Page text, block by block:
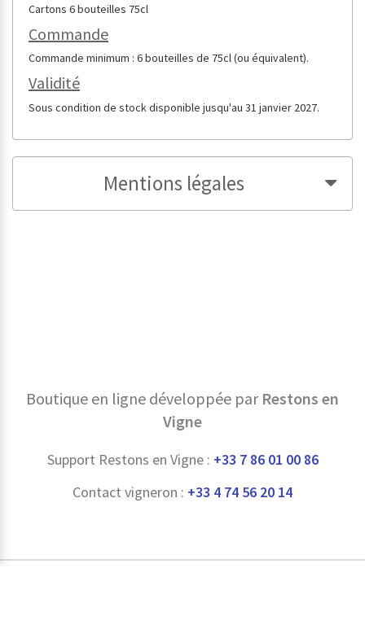
Cartons 6 bouteilles 75cl
Commande
Commande minimum : 6 bouteilles de 75cl (ou équivalent).
Validité
Sous condition de stock disponible jusqu'au 31 janvier 2027.
Mentions légales
Boutique en ligne développée par Restons en
Vigne
Support Restons en Vigne : +33 7 86 01 00 86
Contact vigneron : +33 4 74 56 20 14